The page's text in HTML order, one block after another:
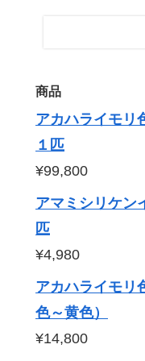
商品
アカハライモリ
１匹
¥99,800
アマミシリケ
匹
¥4,980
アカハライモリ
色～黄色）
¥14,800